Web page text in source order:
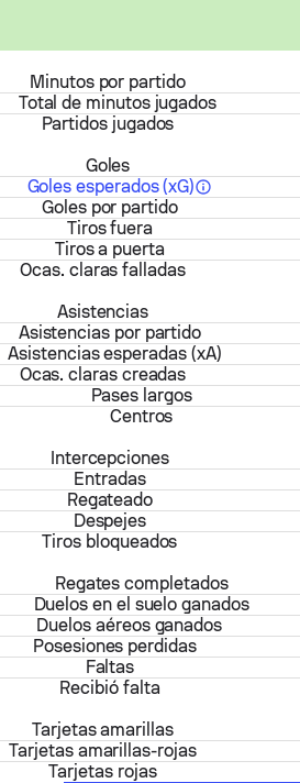
Minutos por partido
Total de minutos jugados
Partidos jugados
Goles
Goles esperados (xG)
Goles por partido
Tiros fuera
Tiros a puerta
Ocas. claras falladas
Asistencias
Asistencias por partido
Asistencias esperadas (xA)
Ocas. claras creadas
Pases largos
Centros
Intercepciones
Entradas
Regateado
Despejes
Tiros bloqueados
Regates completados
Duelos en el suelo ganados
Duelos aéreos ganados
Posesiones perdidas
Faltas
Recibió falta
Tarjetas amarillas
Tarjetas amarillas-rojas
Tarjetas rojas